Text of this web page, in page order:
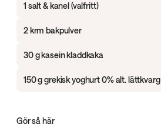
1 salt & kanel (valfritt)
2 krm bakpulver
30 g kasein kladdkaka
150 g grekisk yoghurt 0% alt. lättkvarg
Gör så här